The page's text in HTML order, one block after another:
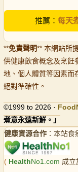
推薦： 每天
**免責聲明** 本網站所
供健康飲食概念及烹飪
地、個人體質等因素而
絕對準確性。
©1999 to 2026 ·
煮意永遠新鮮。」
健康資源合作 ：本站
( HealthNo1.com 成立